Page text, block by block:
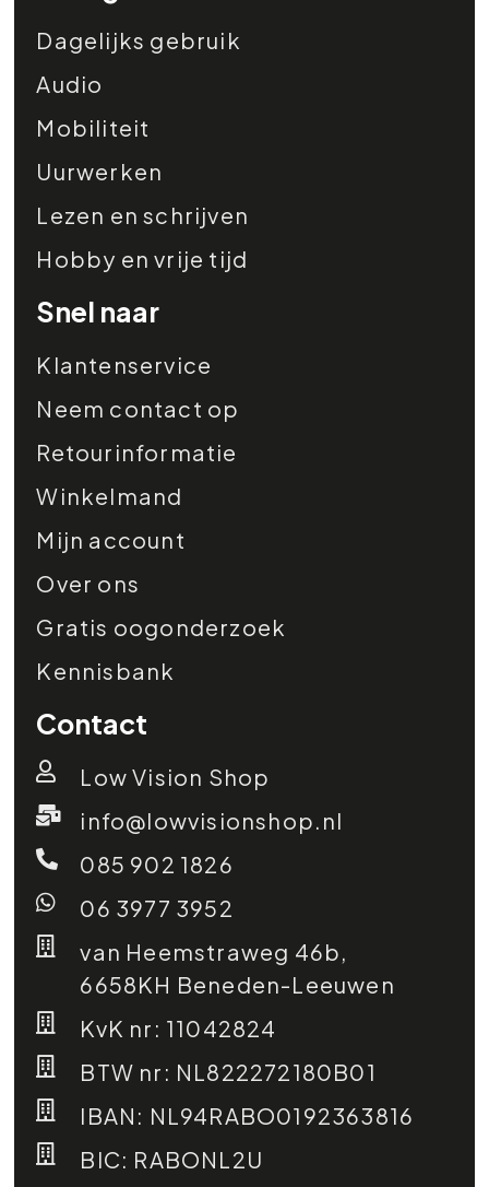
Dagelijks gebruik
Audio
Mobiliteit
Uurwerken
Lezen en schrijven
Hobby en vrije tijd
Snel naar
Klantenservice
Neem contact op
Retourinformatie
Winkelmand
Mijn account
Over ons
Gratis oogonderzoek
Kennisbank
Contact
Low Vision Shop
info@lowvisionshop.nl
085 902 1826
06 3977 3952
van Heemstraweg 46b,
6658KH Beneden-Leeuwen
KvK nr: 11042824
BTW nr: NL822272180B01
IBAN: NL94RABO0192363816
BIC: RABONL2U